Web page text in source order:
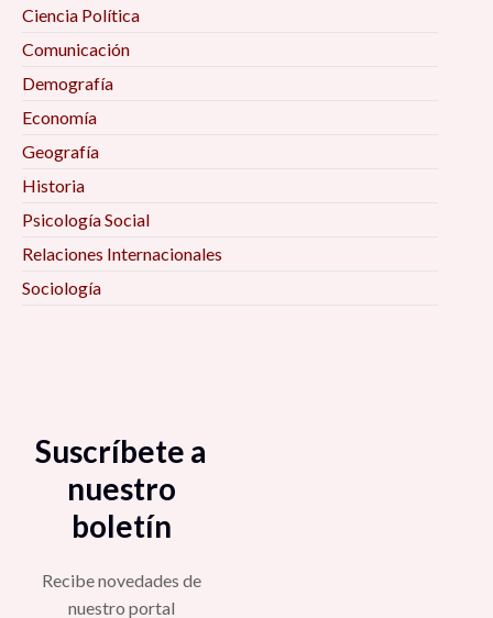
Ciencia Política
Comunicación
Demografía
Economía
Geografía
Historia
Psicología Social
Relaciones Internacionales
Sociología
Suscríbete a
nuestro
boletín
Recibe novedades de
nuestro portal